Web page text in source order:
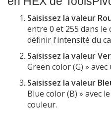
Saisissez la valeur
entre 0 et 255 dans le
définir l'intensité du
Saisissez la valeur
Green color (G) »
Saisissez la valeur
Blue color (B) » avec
couleur.